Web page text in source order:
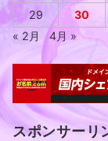
29
30
« 2月
4月 »
スポンサーリ